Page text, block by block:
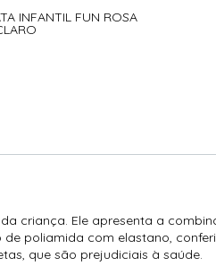
INFANTIL FUN ROSA
criança. Ele apresenta a
poliamida com elastano,
que são prejudiciais à saúde.